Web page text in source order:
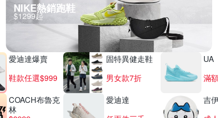
NIKE熱銷跑鞋
$1299起
愛迪達爆賣
鞋款任選$999
固特異健走鞋
男女款7折
UA
滿
COACH布魯克
林
愛迪達
吉